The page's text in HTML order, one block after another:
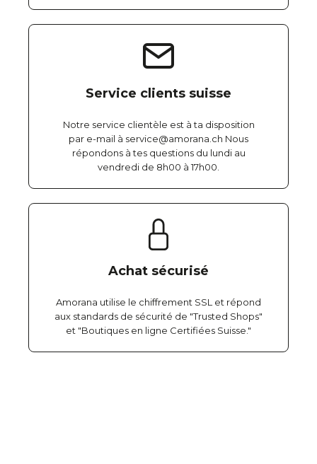
Service clients suisse
Notre service clientèle est à ta disposition
par e-mail à service@amorana.ch Nous
répondons à tes questions du lundi au
vendredi de 8h00 à 17h00.
Achat sécurisé
Amorana utilise le chiffrement SSL et répond
aux standards de sécurité de "Trusted Shops"
et "Boutiques en ligne Certifiées Suisse."